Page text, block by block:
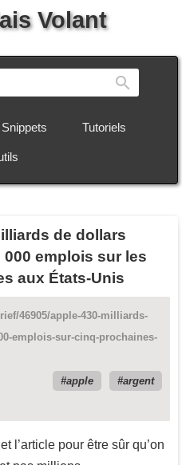
Volant
Snippets Tutoriels
de dollars
000 emplois sur les
aux États-Unis
46905/apple-430-milliards-
emplois-sur-cinq-prochaines-
apple
argent
l’article pour être sûr qu’on